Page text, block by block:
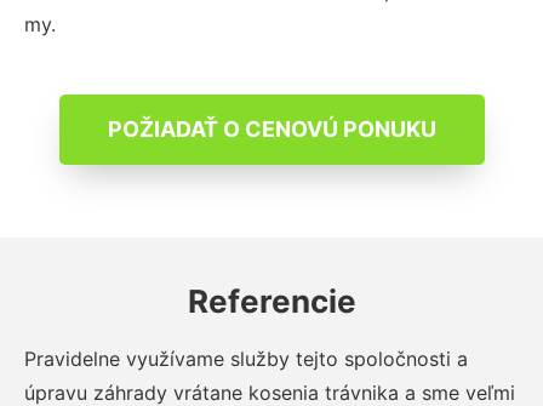
my.
POŽIADAŤ O CENOVÚ PONUKU
Referencie
Pravidelne využívame služby tejto spoločnosti a
úpravu záhrady vrátane kosenia trávnika a sme veľmi